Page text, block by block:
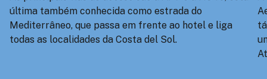
última também conhecida como estrada do
Mediterrâneo, que passa em frente ao hotel e liga
todas as localidades da Costa del Sol.